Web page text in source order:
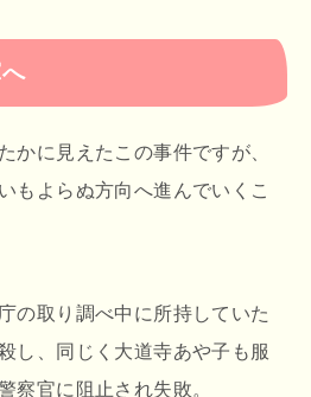
かに見えたこの事件ですが、
もよらぬ方向へ進んでいくこ
の取り調べ中に所持していた
し、同じく大道寺あや子も服
察官に阻止され失敗。